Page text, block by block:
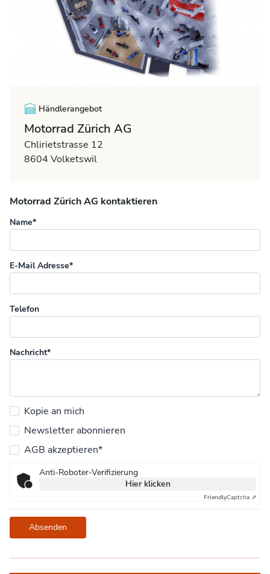
Händlerangebot
Motorrad Zürich AG
Chlirietstrasse 12
8604 Volketswil
Motorrad Zürich AG kontaktieren
Name*
E-Mail Adresse*
Telefon
Nachricht*
Kopie an mich
Newsletter abonnieren
AGB akzeptieren*
Anti-Roboter-Verifizierung
Hier klicken
FriendlyCaptcha ⇗
Absenden